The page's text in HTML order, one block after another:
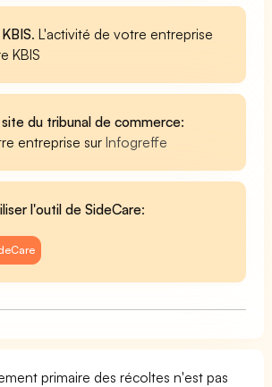
. L'activité de votre entreprise
KBIS
du tribunal de commerce:
entreprise surInfogreffe
l'outil de SideCare:
primaire des récoltes n'est pas